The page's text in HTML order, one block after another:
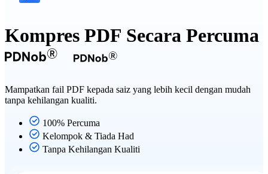
Kompres PDF Secara Percuma
Mampatkan fail PDF kepada saiz yang lebih kecil dengan mudah
tanpa kehilangan kualiti.
100% Percuma
Kelompok & Tiada Had
Tanpa Kehilangan Kualiti